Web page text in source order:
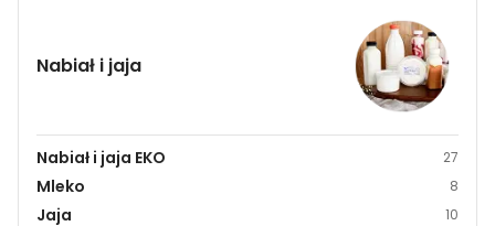
Nabiał i jaja
Nabiał i jaja EKO 27
Mleko 8
Jaja 10